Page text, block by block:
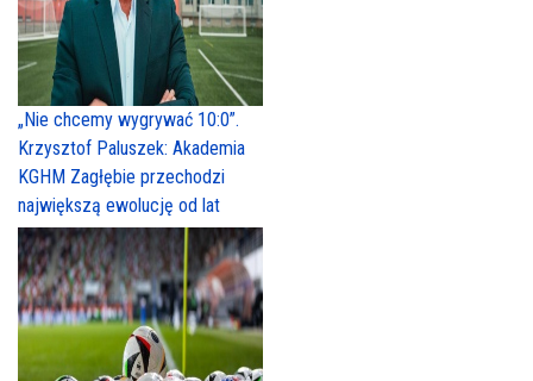
„Nie chcemy wygrywać 10:0”.
Krzysztof Paluszek: Akademia
KGHM Zagłębie przechodzi
największą ewolucję od lat